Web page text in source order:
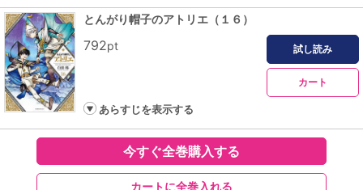
とんがり帽子のアトリエ（１６）
792pt 試し読み
カート
あらすじを表示する
今すぐ全巻購入する
カートに全巻入れる